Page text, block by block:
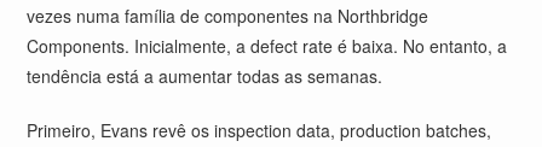
vezes numa família de componentes na Northbridge
Components. Inicialmente, a defect rate é baixa. No entanto, a
tendência está a aumentar todas as semanas.
Primeiro, Evans revê os inspection data, production batches,